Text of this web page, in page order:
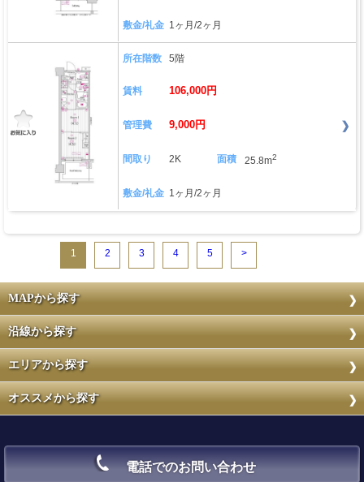
敷金/礼金 1ヶ月/2ヶ月
所在階数 5階
賃料 106,000円
管理費 9,000円
間取り 2K 面積 25.8m2
敷金/礼金 1ヶ月/2ヶ月
1 2 3 4 5 >
MAPから探す
沿線から探す
エリアから探す
オススメから探す
電話でのお問い合わせ